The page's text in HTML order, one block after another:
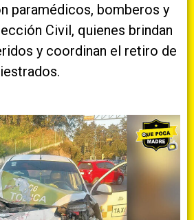
paramédicos, bomberos y
Civil, quienes brindan
y coordinan el retiro de